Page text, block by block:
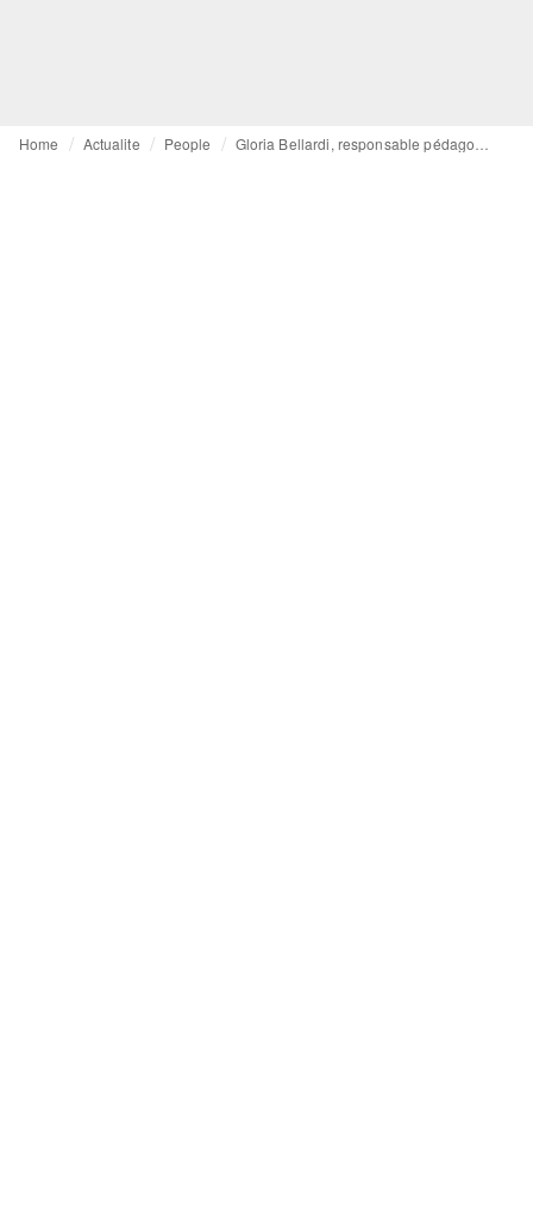
Home Actualite People